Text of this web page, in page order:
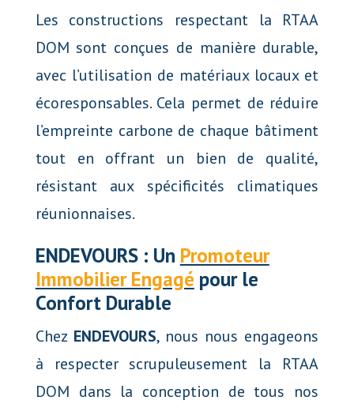
Les constructions respectant la RTAA
DOM sont conçues de manière durable,
avec l’utilisation de matériaux locaux et
écoresponsables. Cela permet de réduire
l’empreinte carbone de chaque bâtiment
tout en offrant un bien de qualité,
résistant aux spécificités climatiques
réunionnaises.
ENDEVOURS : Un Promoteur
Immobilier Engagé pour le
Confort Durable
Chez ENDEVOURS, nous nous engageons
à respecter scrupuleusement la RTAA
DOM dans la conception de tous nos